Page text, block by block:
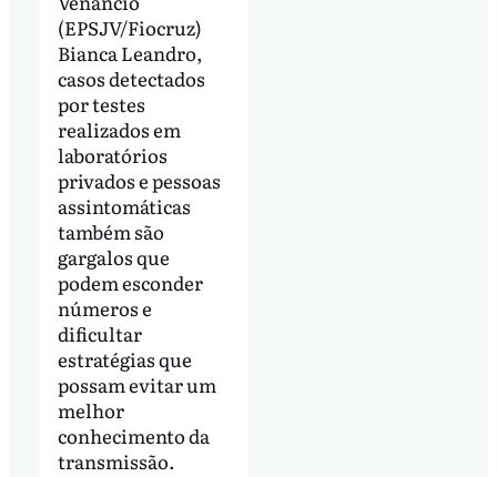
(EPSJV/Fiocruz)
Bianca Leandro,
casos detectados
por testes
realizados em
laboratórios
privados e pessoas
assintomáticas
também são
gargalos que
podem esconder
números e
dificultar
estratégias que
possam evitar um
melhor
conhecimento da
transmissão.